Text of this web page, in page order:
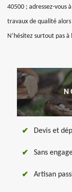
40500 ; adressez-vous
travaux de qualité alors
N’hésitez surtout pas
Devis et
Sans
Artisan